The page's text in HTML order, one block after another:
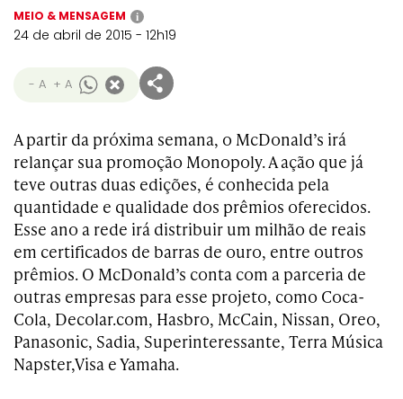
MEIO & MENSAGEM i
24 de abril de 2015 - 12h19
- A + A
A partir da próxima semana, o McDonald’s irá
relançar sua promoção Monopoly. A ação que já
teve outras duas edições, é conhecida pela
quantidade e qualidade dos prêmios oferecidos.
Esse ano a rede irá distribuir um milhão de reais
em certificados de barras de ouro, entre outros
prêmios. O McDonald’s conta com a parceria de
outras empresas para esse projeto, como Coca-
Cola, Decolar.com, Hasbro, McCain, Nissan, Oreo,
Panasonic, Sadia, Superinteressante, Terra Música
Napster,Visa e Yamaha.